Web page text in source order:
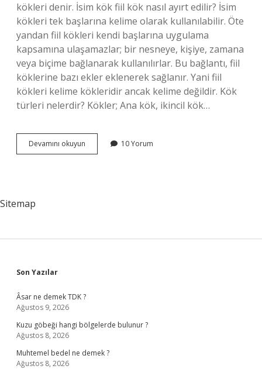
kökleri denir. İsim kök fiil kök nasıl ayırt edilir? İsim
kökleri tek başlarına kelime olarak kullanılabilir. Öte
yandan fiil kökleri kendi başlarına uygulama
kapsamına ulaşamazlar; bir nesneye, kişiye, zamana
veya biçime bağlanarak kullanılırlar. Bu bağlantı, fiil
köklerine bazı ekler eklenerek sağlanır. Yani fiil
kökleri kelime kökleridir ancak kelime değildir. Kök
türleri nelerdir? Kökler; Ana kök, ikincil kök…
Devamını okuyun
Kökleri
10 Yorum
Sitemap
Sidebar
Son Yazılar
Âsar ne demek TDK ?
Ağustos 9, 2026
Kuzu göbeği hangi bölgelerde bulunur ?
Ağustos 8, 2026
Muhtemel bedel ne demek ?
Ağustos 8, 2026